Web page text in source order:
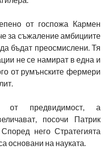
от госпожа Кармен
за съжаление амбициите
бъдат преосмислени. Тя
не се намират в една и
от румънските фермери
от предвидимост, а
посочи Патрик
него Стратегията
основани на науката.